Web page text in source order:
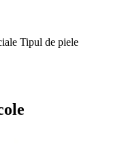
Tipul de piele